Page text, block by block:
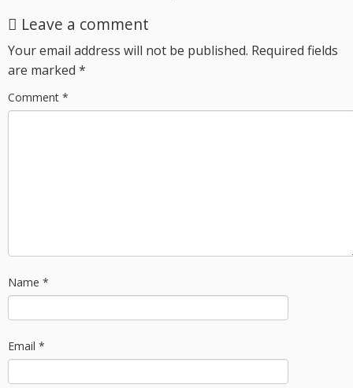
Leave a comment
Your email address will not be published. Required fields
are marked *
Comment *
Name *
Email *